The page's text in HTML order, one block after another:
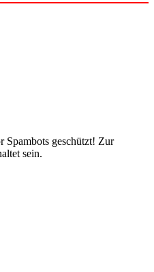
Spambots geschützt! Zur
sein.